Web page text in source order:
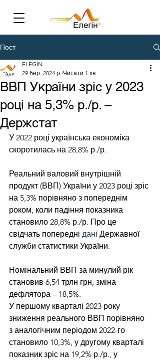
Пост
ВВП України зріс у 2023
році на 5,3% р./р. –
Держстат
ELEGIN
29 бер. 2024 р. Читати 1 хв
У 2022 році українська економіка
скоротилась на 28,8% р./р.
Реальний валовий внутрішній
продукт (ВВП) України у 2023 році зріс
на 5,3% порівняно з попереднім
роком, коли падіння показника
становило 28,8% р./р. Про це
свідчать попередні дані Державної
служби статистики України.
Номінальний ВВП за минулий рік
становив 6,54 трлн грн, зміна
дефлятора – 18,5%.
У першому кварталі 2023 року
зниження реального ВВП порівняно
з аналогічним періодом 2022-го
становило 10,3%, у другому кварталі
показник зріс на 19,2% р./р., у